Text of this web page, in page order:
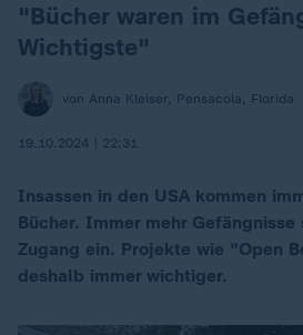
:"Bücher waren im
Wichtigste"
von Anna Kleiser, Pensacola, Florida
19.10.2024 | 22:31
Insassen in den USA kommen
Bücher. Immer mehr Gefängnisse
Zugang ein. Projekte wie "Open
deshalb immer wichtiger.